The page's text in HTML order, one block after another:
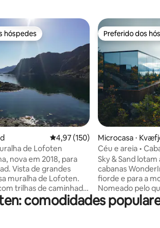
preferidos dos hóspedes
hóspedes
4,97 de uma avaliação média
4,97 (150)
de Lofoten
Vista de grandes
muralha de Lofoten.
trilhas de caminhada
porta. O popular
fica a cerca de 15
Preferido dos
Preferido dos
Microcasa ⋅
une
Céu e areia •
Arctic
Sky & Sand
cabanas
fiorde e para a
Nomeado pelo
acima, a costa
O vidro
comodidades